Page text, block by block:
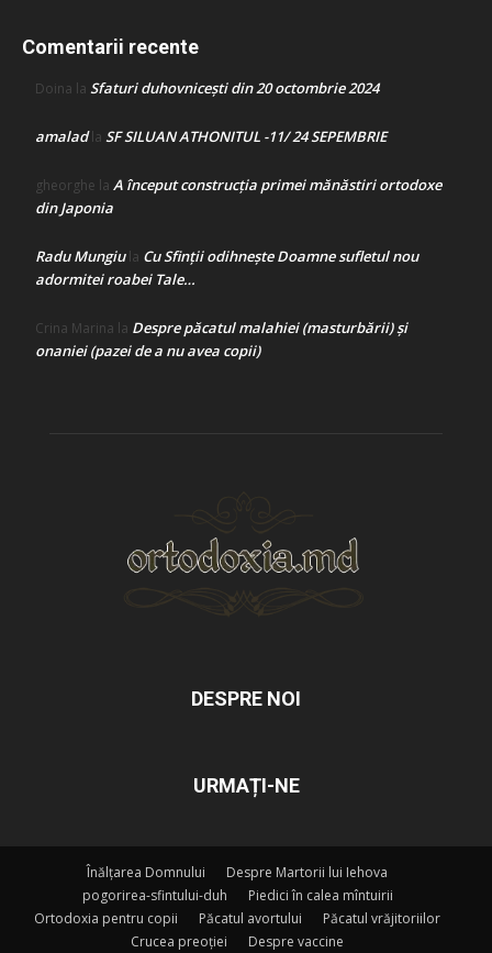
Comentarii recente
Doina la Sfaturi duhovnicești din 20 octombrie 2024
amaladla SF SILUAN ATHONITUL -11/ 24 SEPEMBRIE
gheorghe la A început construcţia primei mănăstiri ortodoxe
din Japonia
Radu Mungiula Cu Sfinții odihnește Doamne sufletul nou
adormitei roabei Tale…
Crina Marina la Despre păcatul malahiei (masturbării) şi
onaniei (pazei de a nu avea copii)
DESPRE NOI
URMAȚI-NE
Înălțarea Domnului
Despre Martorii lui Iehova
pogorirea-sfintului-duh
Piedici în calea mîntuirii
Ortodoxia pentru copii
Păcatul avortului
Păcatul vrăjitoriilor
Crucea preoției
Despre vaccine